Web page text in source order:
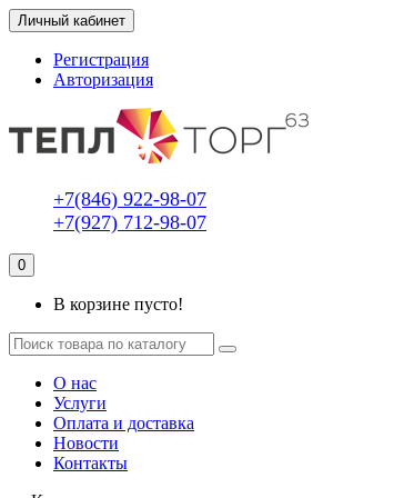
Личный кабинет
Регистрация
Авторизация
+7(846) 922-98-07
+7(927) 712-98-07
0
В корзине пусто!
О нас
Услуги
Оплата и доставка
Новости
Контакты